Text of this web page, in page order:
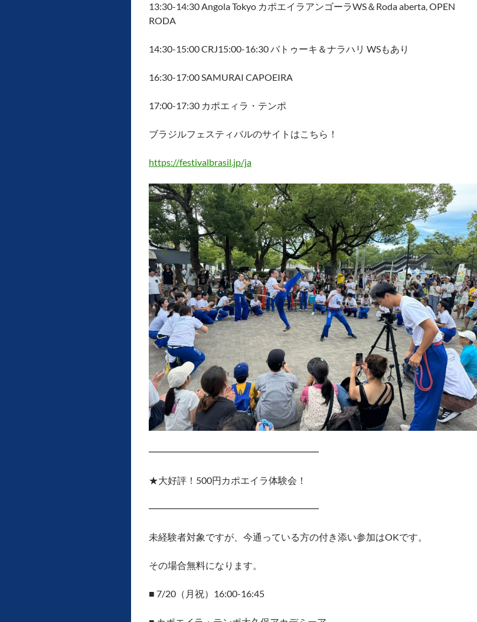
13:30-14:30 Angola Tokyo カポエイラアンゴーラWS＆Roda aberta, OPEN
RODA
14:30-15:00 CRJ15:00-16:30 バトゥーキ＆ナラハリ WSもあり
16:30-17:00 SAMURAI CAPOEIRA
17:00-17:30 カポエィラ・テンポ
ブラジルフェスティバルのサイトはこちら！
https://festivalbrasil.jp/ja
━━━━━━━━━━━━━━━━━━
★大好評！500円カポエイラ体験会！
━━━━━━━━━━━━━━━━━━
未経験者対象ですが、今通っている方の付き添い参加はOKです。
その場合無料になります。
■ 7/20（月祝）16:00-16:45